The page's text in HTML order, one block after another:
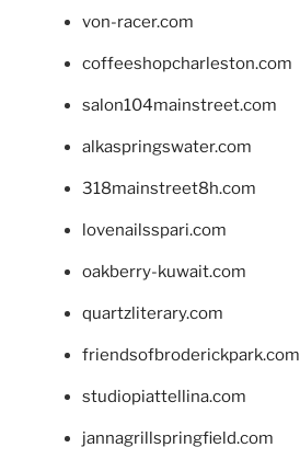
von-racer.com
coffeeshopcharleston.com
salon104mainstreet.com
alkaspringswater.com
318mainstreet8h.com
lovenailsspari.com
oakberry-kuwait.com
quartzliterary.com
friendsofbroderickpark.com
studiopiattellina.com
jannagrillspringfield.com